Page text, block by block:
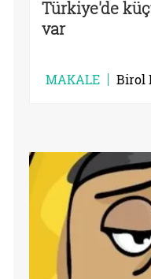
Türkiye'de
var
MAKALE Birol